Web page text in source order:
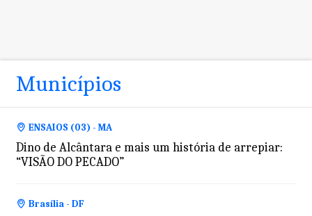
Municípios
ENSAIOS (03) - MA
Dino de Alcântara e mais um história de arrepiar:
“VISÃO DO PECADO”
Brasília - DF